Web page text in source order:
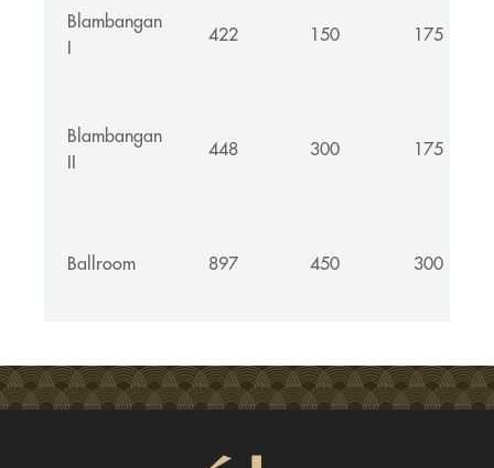
Blambangan
422 150 175
Blambangan
448 300 175
Ballroom 897 450 300